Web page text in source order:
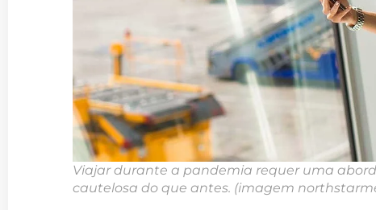
Viajar durante a pandemia requer uma
cautelosa do que antes. (imagem